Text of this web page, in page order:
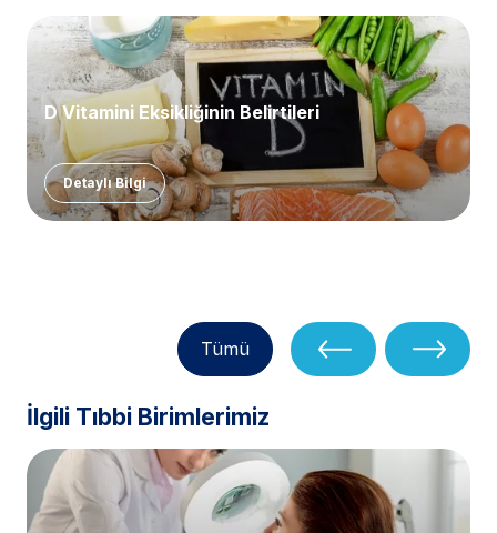
D Vitamini Eksikliğinin Belirtileri
Detaylı Bilgi
Tümü
İlgili Tıbbi Birimlerimiz